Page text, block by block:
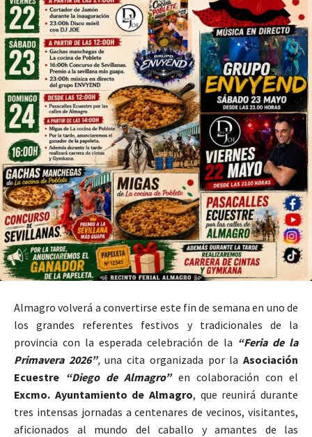
Almagro volverá a convertirse este fin de semana en uno de
los grandes referentes festivos y tradicionales de la
provincia con la esperada celebración de la “Feria de la
Primavera 2026”,una cita organizada por laAsociación
Ecuestre “Diego de Almagro”en colaboración con el
Excmo. Ayuntamiento de Almagro, que reunirá durante
tres intensas jornadas a centenares de vecinos, visitantes,
aficionados al mundo del caballo y amantes de las